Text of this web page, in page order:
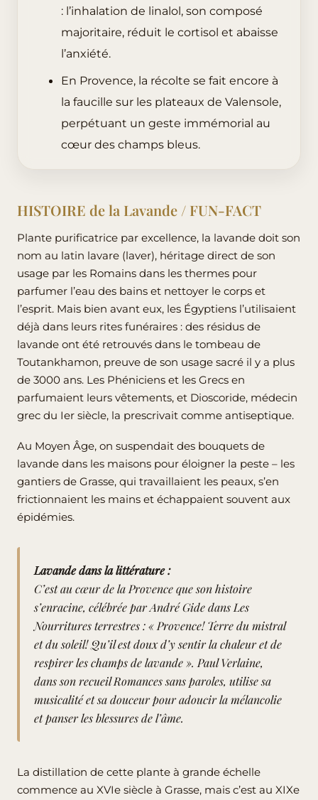
: l’inhalation de linalol, son composé
majoritaire, réduit le cortisol et abaisse
l’anxiété.
En Provence, la récolte se fait encore à
la faucille sur les plateaux de Valensole,
perpétuant un geste immémorial au
cœur des champs bleus.
HISTOIRE de la Lavande / FUN-FACT
Plante purificatrice par excellence, la lavande doit son
nom au latin lavare (laver), héritage direct de son
usage par les Romains dans les thermes pour
parfumer l’eau des bains et nettoyer le corps et
l’esprit. Mais bien avant eux, les Égyptiens l’utilisaient
déjà dans leurs rites funéraires : des résidus de
lavande ont été retrouvés dans le tombeau de
Toutankhamon, preuve de son usage sacré il y a plus
de 3000 ans. Les Phéniciens et les Grecs en
parfumaient leurs vêtements, et Dioscoride, médecin
grec du Ier siècle, la prescrivait comme antiseptique.
Au Moyen Âge, on suspendait des bouquets de
lavande dans les maisons pour éloigner la peste – les
gantiers de Grasse, qui travaillaient les peaux, s’en
frictionnaient les mains et échappaient souvent aux
épidémies.
Lavande dans la littérature :
C’est au cœur de la Provence que son histoire
s’enracine, célébrée par André Gide dans Les
Nourritures terrestres : « Provence! Terre du mistral
et du soleil! Qu’il est doux d’y sentir la chaleur et de
respirer les champs de lavande ». Paul Verlaine,
dans son recueil Romances sans paroles, utilise sa
musicalité et sa douceur pour adoucir la mélancolie
et panser les blessures de l’âme.
La distillation de cette plante à grande échelle
commence au XVIe siècle à Grasse, mais c’est au XIXe